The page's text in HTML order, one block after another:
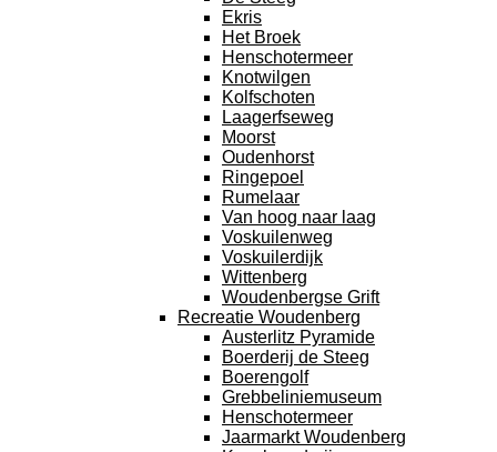
Ekris
Het Broek
Henschotermeer
Knotwilgen
Kolfschoten
Laagerfseweg
Moorst
Oudenhorst
Ringepoel
Rumelaar
Van hoog naar laag
Voskuilenweg
Voskuilerdijk
Wittenberg
Woudenbergse Grift
Recreatie Woudenberg
Austerlitz Pyramide
Boerderij de Steeg
Boerengolf
Grebbeliniemuseum
Henschotermeer
Jaarmarkt Woudenberg